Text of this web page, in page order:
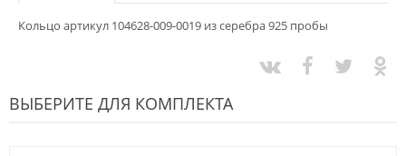
Кольцо артикул 104628-009-0019 из серебра 925 пробы
ВЫБЕРИТЕ ДЛЯ КОМПЛЕКТА